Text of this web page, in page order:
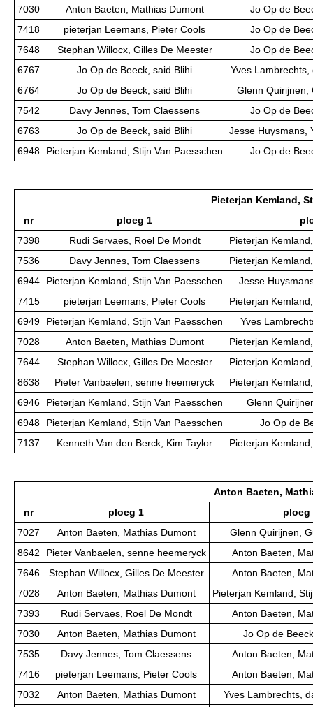
7030
Anton Baeten, Mathias Dumont
Jo Op de
7418
pieterjan Leemans, Pieter Cools
Jo Op de
7648
Stephan Willocx, Gilles De Meester
Jo Op de
6767
Jo Op de Beeck, said Blihi
Yves
6764
Jo Op de Beeck, said Blihi
Glenn Quirijnen,
7542
Davy Jennes, Tom Claessens
Jo Op de
6763
Jo Op de Beeck, said Blihi
Jesse Huysmans,
6948
Pieterjan Kemland, Stijn Van Paesschen Jo Op de
Pieterjan Kemland,
nr
ploeg 1
7398
Rudi Servaes, Roel De Mondt
Pieterjan
7536
Davy Jennes, Tom Claessens
Pieterjan
6944
Pieterjan Kemland, Stijn Van Paesschen
Jesse
7415
pieterjan Leemans, Pieter Cools
Pieterjan
6949
Pieterjan Kemland, Stijn Van Paesschen
Yves
7028
Anton Baeten, Mathias Dumont
Pieterjan
7644
Stephan Willocx, Gilles De Meester
Pieterjan
8638
Pieter Vanbaelen, senne heemeryck
Pieterjan
6946
Pieterjan Kemland, Stijn Van Paesschen
Glenn
6948
Pieterjan Kemland, Stijn Van Paesschen
Jo Op de
7137
Kenneth Van den Berck, Kim Taylor Pieterjan
Anton Baeten,
nr
ploeg 1
ploeg
7027
Anton Baeten, Mathias Dumont
Glenn Quirijnen,
8642
Pieter Vanbaelen, senne heemeryck
Anton Baeten,
7646
Stephan Willocx, Gilles De Meester
Anton Baeten,
7028
Anton Baeten, Mathias Dumont
Pieterjan Kemland,
7393
Rudi Servaes, Roel De Mondt
Anton Baeten,
7030
Anton Baeten, Mathias Dumont
Jo Op de
7535
Davy Jennes, Tom Claessens
Anton Baeten,
7416
pieterjan Leemans, Pieter Cools
Anton Baeten,
7032
Anton Baeten, Mathias Dumont Yves Lambrechts,